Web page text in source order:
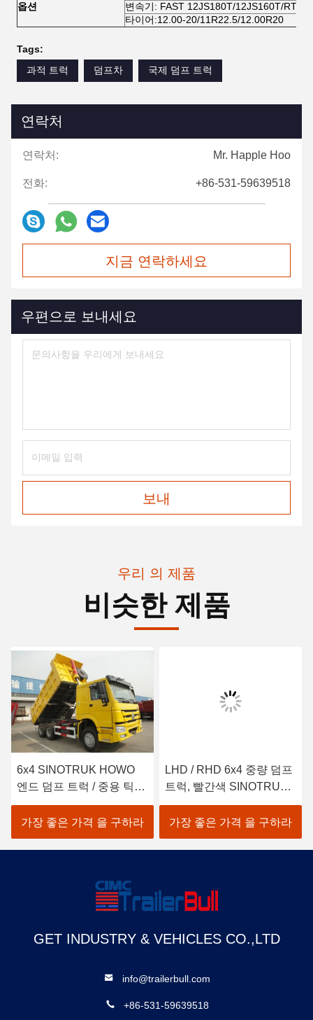
옵션
변속기: FAST 12JS180T/12JS160T/RTD-
타이어:12.00-20/11R22.5/12.00R20
Tags:
과적 트럭
덤프차 국제 덤프 트럭
연락처
연락처: Mr. Happle Hoo
전화: +86-531-59639518
지금 연락하세요
우편으로 보내세요
보내
우리 의 제품
비슷한 제품
6x4 SINOTRUK HOWO
엔드 덤프 트럭 / 중용 틱퍼
트럭
가장 좋은 가격 을 구하라
LHD / RHD 6x4 중량 덤프
트럭, 빨간색 SINOTRUK
HOWO 티퍼 덤프트럭
가장 좋은 가격 을 구하라
GET INDUSTRY & VEHICLES CO.,LTD
info@trailerbull.com
+86-531-59639518